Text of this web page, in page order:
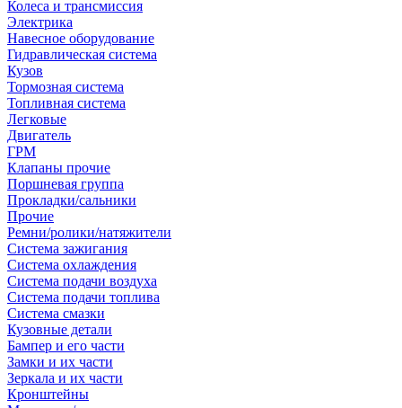
Колеса и трансмиссия
Электрика
Навесное оборудование
Гидравлическая система
Кузов
Тормозная система
Топливная система
Легковые
Двигатель
ГРМ
Клапаны прочие
Поршневая группа
Прокладки/сальники
Прочие
Ремни/ролики/натяжители
Система зажигания
Система охлаждения
Система подачи воздуха
Система подачи топлива
Система смазки
Кузовные детали
Бампер и его части
Замки и их части
Зеркала и их части
Кронштейны